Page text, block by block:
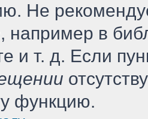
Не
например в
и т. д. Если
функцию.